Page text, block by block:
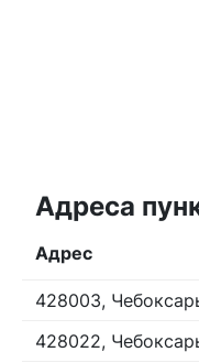
Адреса
Адрес
428003,
428022,